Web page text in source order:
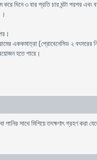
দিনে ৩ বার প্রতি চার ঘন্টা পরপর এবং
এককমাত্রা (প্রোবেনেসিড ২ বৎসরের
হতে পারে।
সাথে মিশিয়ে তৎক্ষণাৎ গ্রহণ করা